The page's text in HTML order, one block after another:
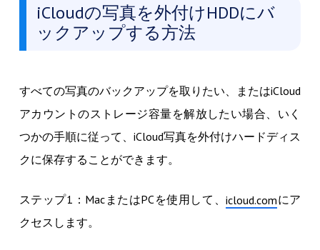
iCloudの写真を外付けHDDにバ
ックアップする方法
すべての写真のバックアップを取りたい、またはiCloud
アカウントのストレージ容量を解放したい場合、いく
つかの手順に従って、iCloud写真を外付けハードディス
クに保存することができます。
ステップ1：MacまたはPCを使用して、icloud.comにア
クセスします。